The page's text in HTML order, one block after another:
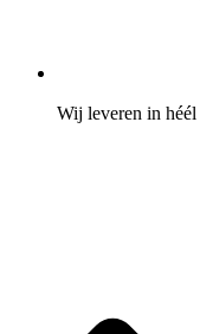
Wij leveren in héél